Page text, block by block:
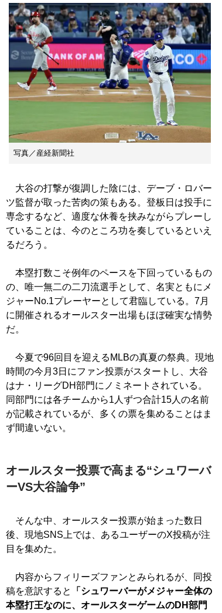
写真／産経新聞社
大谷の打撃が復調した陰には、デーブ・ロバー
ツ監督が取った苦肉の策もある。登板日は投手に
専念するなど、適度な休養を挟みながらプレーし
ていることは、今のところ功を奏しているといえ
るだろう。
本塁打数こそ例年のペースを下回っているもの
の、唯一無二の二刀流選手として、名実ともにメ
ジャーNo.1プレーヤーとして君臨している。7月
に開催されるオールスター出場もほぼ確実な情勢
だ。
今夏で96回目を迎えるMLBの真夏の祭典。現地
時間の今月3日にファン投票がスタートし、大谷
はナ・リーグDH部門にノミネートされている。
同部門には各チームから1人ずつ合計15人の名前
が記載されているが、多くの票を集めることはま
ず間違いない。
オールスター投票で高まる“シュワーバ
ーVS大谷論争”
そんな中、オールスター投票が始まった数日
後、現地SNS上では、あるユーザーのX投稿が注
目を集めた。
内容からフィリーズファンとみられるが、同投
稿を意訳すると
「シュワーバーがメジャー全体の
本塁打王なのに、オールスターゲームのDH部門